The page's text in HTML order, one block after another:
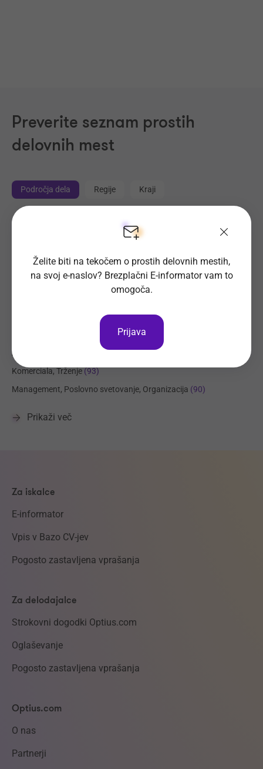
Preverite seznam prostih
delovnih mest
Področja dela Regije Kraji
Trgovina (213)
Transport, Nabava, Logistika(202)
Prehrambena industrija, Živilstvo(131)
Elektrotehnika, Elektronika, Telekomunikacije
Administracija
Komerciala, Trženje (93)
Management, Poslovno svetovanje, Organizacija (90)
Prikaži več
Za iskalce
E-informator
Vpis v Bazo CV-jev
Pogosto zastavljena vprašanja
Za delodajalce
Strokovni dogodki Optius.com
Oglaševanje
Pogosto zastavljena vprašanja
Optius.com
O nas
Partnerji
Želite biti na tekočem o prostih delovnih mestih,
na svoj e-naslov? Brezplačni E-informator vam to
omogoča.
Prijava